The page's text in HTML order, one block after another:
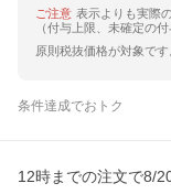
ご注意 表示よりも実際
（付与上限、未確定の付
原則税抜価格が対象で
条件達成でおトク
12時までの注文で8/